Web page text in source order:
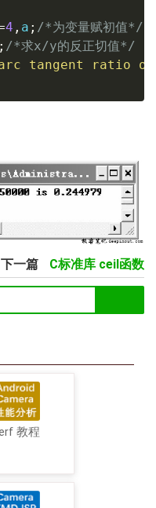
4 , a ; /*为变量赋初值*/
; /*求x/y的反正切值*/
arc tangent ratio
下一篇 C标准库 ceil函数
教程